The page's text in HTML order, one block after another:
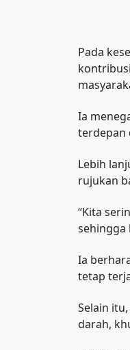
Pada
Ia
terdepan
Lebih
rujukan
“Kita
sehingga
Ia
tetap
Selain
darah,